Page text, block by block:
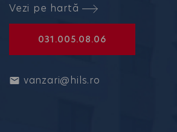
Vezi pe hartă
031.005.08.06
vanzari@hils.ro